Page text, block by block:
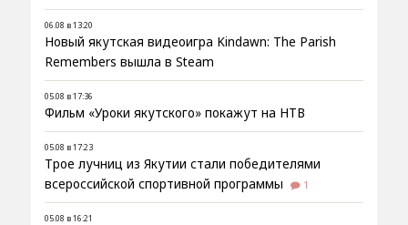
06.08 в 13:20
Новый якутская видеоигра Kindawn: The Parish
Remembers вышла в Steam
05.08 в 17:36
Фильм «Уроки якутского» покажут на НТВ
05.08 в 17:23
Трое лучниц из Якутии стали победителями
всероссийской спортивной программы
1
05.08 в 16:21